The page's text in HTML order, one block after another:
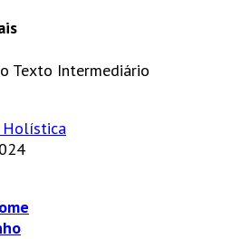
Texto Intermediário
Holística